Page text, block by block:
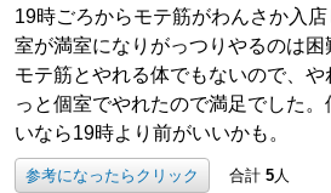
19時ごろからモテ筋がわんさか入
室が満室になりがっつりやるのは困
モテ筋とやれる体でもないので、や
っと個室でやれたので満足でした
いなら19時より前がいいかも。
参考になったらクリック 合計 5人